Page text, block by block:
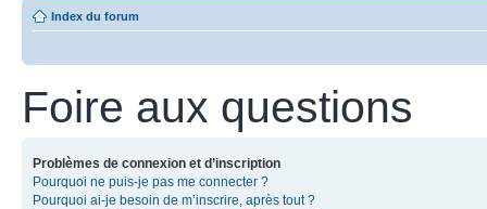
Index du forum
Foire aux questions
Problèmes de connexion et d’inscription
Pourquoi ne puis-je pas me connecter ?
Pourquoi ai-je besoin de m’inscrire, après tout ?